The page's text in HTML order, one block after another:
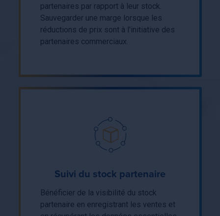
partenaires par rapport à leur stock.
Sauvegarder une marge lorsque les
réductions de prix sont à l'initiative des
partenaires commerciaux.
Suivi du stock partenaire
Bénéficier de la visibilité du stock
partenaire en enregistrant les ventes et